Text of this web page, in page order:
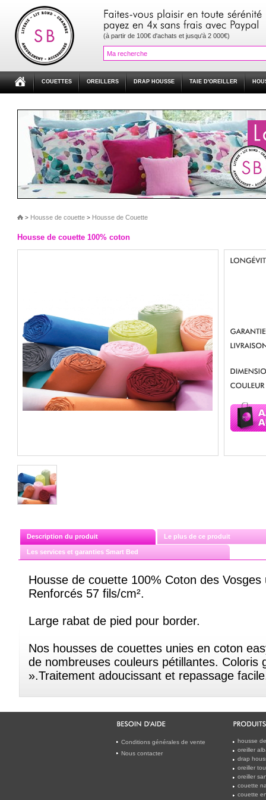
(à partir de 100€ d'achats et jusqu'à 2 000€)
COUETTES OREILLERS DRAP HOUSSE TAIE D'OREILLER
> Housse de couette > Housse de Couette
Housse de couette 100% coton
Description du produit Le plus de ce produit
Les services et garanties Smart Bed
Housse de couette 100% Coton des
Renforcés 57 fils/cm².
Large rabat de pied pour border.
Nos housses de couettes unies en coton
de nombreuses couleurs pétillantes. Coloris
».Traitement adoucissant et repassage
Conditions générales de vente
Nous contacter
housse
oreiller
drap
oreiller
oreiller
couette
couette